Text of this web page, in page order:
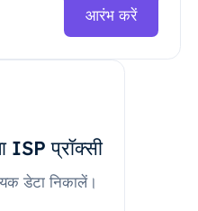
आरंभ करें
प्रॉक्सी
डेटा निकालें।